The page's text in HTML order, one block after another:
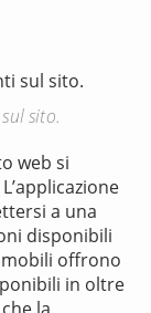
sito.
web si
a una
disponibili
mobili offrono
in oltre